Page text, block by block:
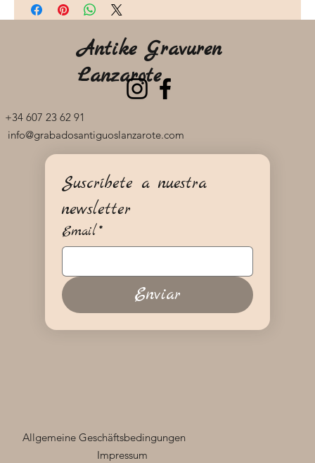
+34 607 23 62 91
info@grabadosantiguoslanzarote.com
Antike Gravuren
Lanzarote
Impressum
Allgemeine Geschäftsbedingungen
Suscríbete a nuestra
newsletter
Email*
Enviar